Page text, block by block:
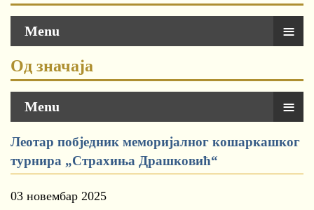
Menu ≡
Од значаја
Menu ≡
Леотар побједник меморијалног кошаркашког
турнира „Страхиња Драшковић“
03 новембар 2025